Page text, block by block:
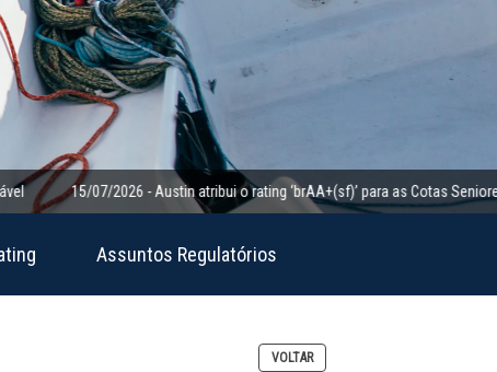
15/07/2026 - Austin atribui o rating ‘brAA+(sf)’ para as Cotas Seniores da
Assuntos Regulatórios
VOLTAR